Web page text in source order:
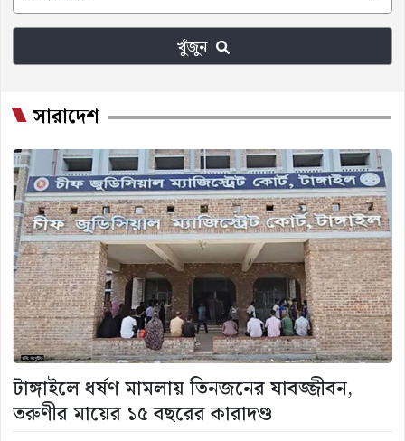
খুঁজুন
সারাদেশ
টাঙ্গাইলে ধর্ষণ মামলায় তিনজনের যাবজ্জীবন,
তরুণীর মায়ের ১৫ বছরের কারাদণ্ড